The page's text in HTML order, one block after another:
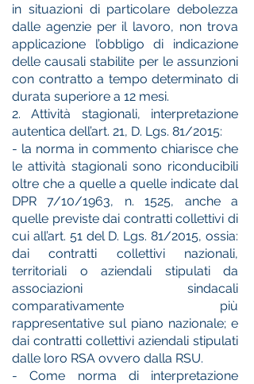
in situazioni di particolare debolezza
dalle agenzie per il lavoro, non trova
applicazione l’obbligo di indicazione
delle causali stabilite per le assunzioni
con contratto a tempo determinato di
durata superiore a 12 mesi.
2. Attività stagionali, interpretazione
autentica dell’art. 21, D. Lgs. 81/2015:
- la norma in commento chiarisce che
le attività stagionali sono riconducibili
oltre che a quelle a quelle indicate dal
DPR 7/10/1963, n. 1525, anche a
quelle previste dai contratti collettivi di
cui all’art. 51 del D. Lgs. 81/2015, ossia:
dai contratti collettivi nazionali,
territoriali o aziendali stipulati da
associazioni sindacali
comparativamente più
rappresentative sul piano nazionale; e
dai contratti collettivi aziendali stipulati
dalle loro RSA ovvero dalla RSU.
- Come norma di interpretazione